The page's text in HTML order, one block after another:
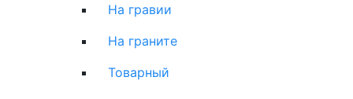
На гравии
На граните
Товарный